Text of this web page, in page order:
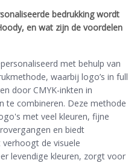
bedrukking wordt
en wat zijn de voordelen
met behulp van
waarbij logo’s in full
door CMYK-inkten in
te combineren. Deze methode
met veel kleuren, fijne
en biedt
de visuele
levendige kleuren, zorgt voor